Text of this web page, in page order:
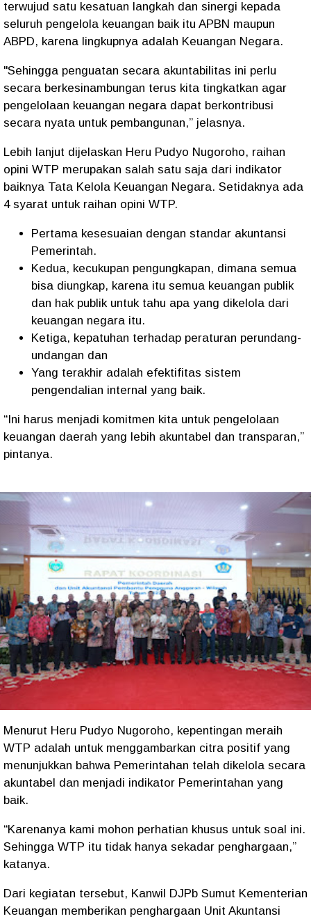
terwujud satu kesatuan langkah dan sinergi kepada
seluruh pengelola keuangan baik itu APBN maupun
ABPD, karena lingkupnya adalah Keuangan Negara.
"Sehingga penguatan secara akuntabilitas ini perlu
secara berkesinambungan terus kita tingkatkan agar
pengelolaan keuangan negara dapat berkontribusi
secara nyata untuk pembangunan,” jelasnya.
Lebih lanjut dijelaskan Heru Pudyo Nugoroho, raihan
opini WTP merupakan salah satu saja dari indikator
baiknya Tata Kelola Keuangan Negara. Setidaknya ada
4 syarat untuk raihan opini WTP.
Pertama kesesuaian dengan standar akuntansi
Pemerintah.
Kedua, kecukupan pengungkapan, dimana semua
bisa diungkap, karena itu semua keuangan publik
dan hak publik untuk tahu apa yang dikelola dari
keuangan negara itu.
Ketiga, kepatuhan terhadap peraturan perundang-
undangan dan
Yang terakhir adalah efektifitas sistem
pengendalian internal yang baik.
“Ini harus menjadi komitmen kita untuk pengelolaan
keuangan daerah yang lebih akuntabel dan transparan,”
pintanya.
Menurut Heru Pudyo Nugoroho, kepentingan meraih
WTP adalah untuk menggambarkan citra positif yang
menunjukkan bahwa Pemerintahan telah dikelola secara
akuntabel dan menjadi indikator Pemerintahan yang
baik.
“Karenanya kami mohon perhatian khusus untuk soal ini.
Sehingga WTP itu tidak hanya sekadar penghargaan,”
katanya.
Dari kegiatan tersebut, Kanwil DJPb Sumut Kementerian
Keuangan memberikan penghargaan Unit Akuntansi